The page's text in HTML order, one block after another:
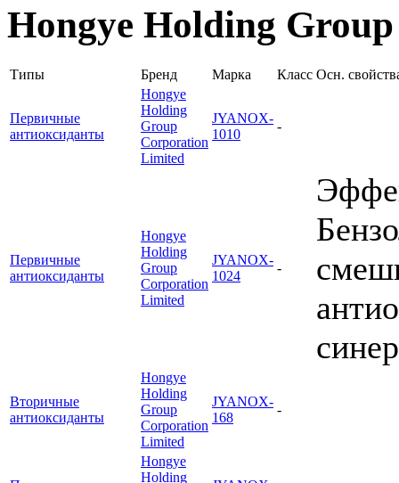
Hongye Holding
Типы Бренд Марка Класс Осн.
Первичные
антиоксиданты
Hongye
Holding
Group
Corporation
Limited
JYANOX-
1010
-
Первичные
антиоксиданты
Hongye
Holding
Group
Corporation
Limited
JYANOX-
1024
-
Вторичные
антиоксиданты
Hongye
Holding
Group
Corporation
Limited
JYANOX-
168
-
Hongye
Holding